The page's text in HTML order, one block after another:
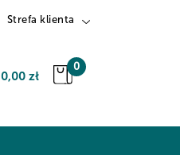
Strefa klienta
Zaloguj się
Zarejestruj się
0,00 zł
0